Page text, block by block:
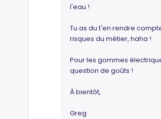
l'eau !
Tu as du t'en rendre
risques du métier, haha !
Pour les gommes
question de goûts !
À bientôt,
Greg